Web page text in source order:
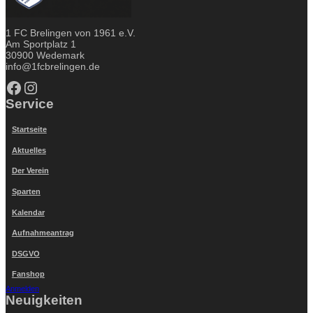
1 FC Brelingen von 1961 e.V.
Am Sportplatz 1
30900 Wedemark
info@1fcbrelingen.de
Facebook Instagram
Service
Startseite
Aktuelles
Der Verein
Sparten
Kalendar
Aufnahmeantrag
DSGVO
Fanshop
Anmelden
Neuigkeiten